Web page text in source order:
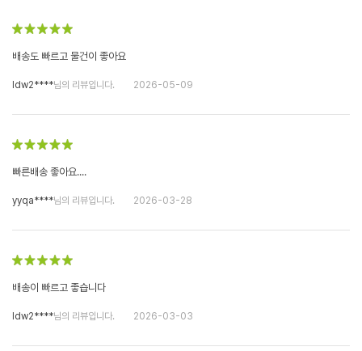
배송도 빠르고 물건이 좋아요
ldw2****님의 리뷰입니다. 2026-05-09
빠른배송 좋아요....
yyqa****님의 리뷰입니다. 2026-03-28
배송이 빠르고 좋습니다
ldw2****님의 리뷰입니다. 2026-03-03